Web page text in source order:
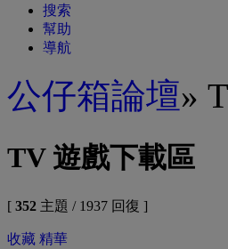
搜索
幫助
導航
公仔箱論壇»
TV 遊戲下載區
[ 352 主題 / 1937 回復 ]
收藏 精華